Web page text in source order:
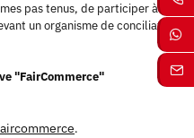
pas tenus, de participer à une
un organisme de conciliation
"FairCommerce"
.